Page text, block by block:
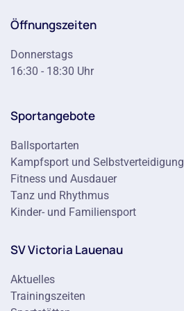
Öffnungszeiten
Donnerstags
16:30 - 18:30 Uhr
Sportangebote
Ballsportarten
Kampfsport und Selbstverteidigung
Fitness und Ausdauer
Tanz und Rhythmus
Kinder- und Familiensport
SV Victoria Lauenau
Aktuelles
Trainingszeiten